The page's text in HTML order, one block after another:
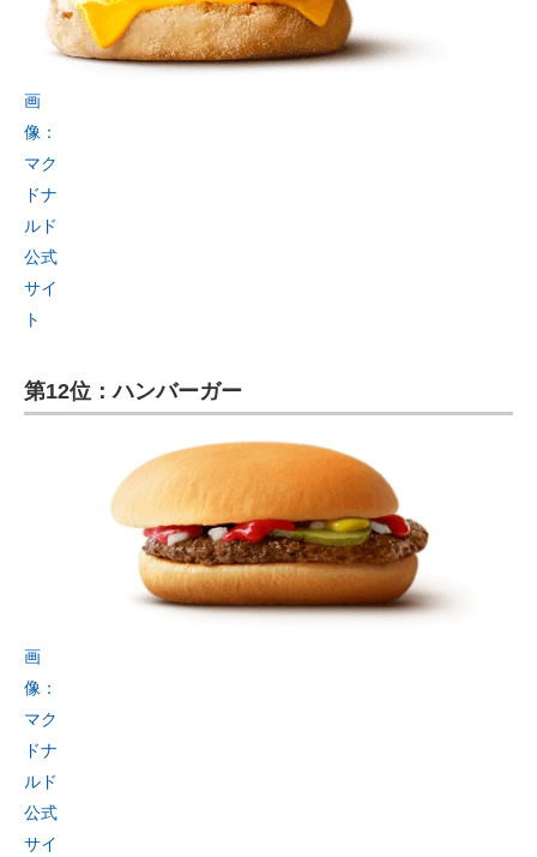
画
像：
マク
ドナ
ルド
公式
サイ
ト
第12位：ハンバーガー
画
像：
マク
ドナ
ルド
公式
サイ